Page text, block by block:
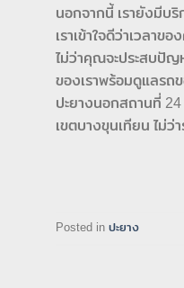
นอกจากนี้ เรายังมีบ
เราเข้าใจดีว่าเวลา
ไม่ว่าคุณจะประสบปัญ
ของเราพร้อมดูแลรถ
ปะยางนอกสถานที่
เขตบางขุนเทียน ไม่
Posted in ปะยาง